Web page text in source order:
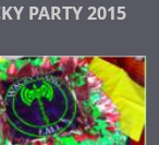
PARTY 2015